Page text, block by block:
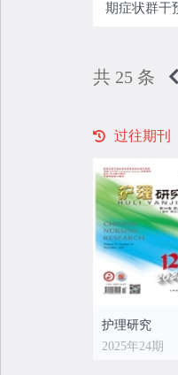
期症状群干
共 25 条
过往期刊
护理研究
2025年24期